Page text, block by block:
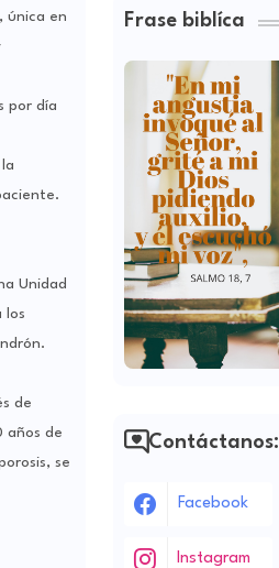
única en
por día
Unidad
los
de
años de
se
Frase biblíca
Contáctanos:
Facebook
Instagram